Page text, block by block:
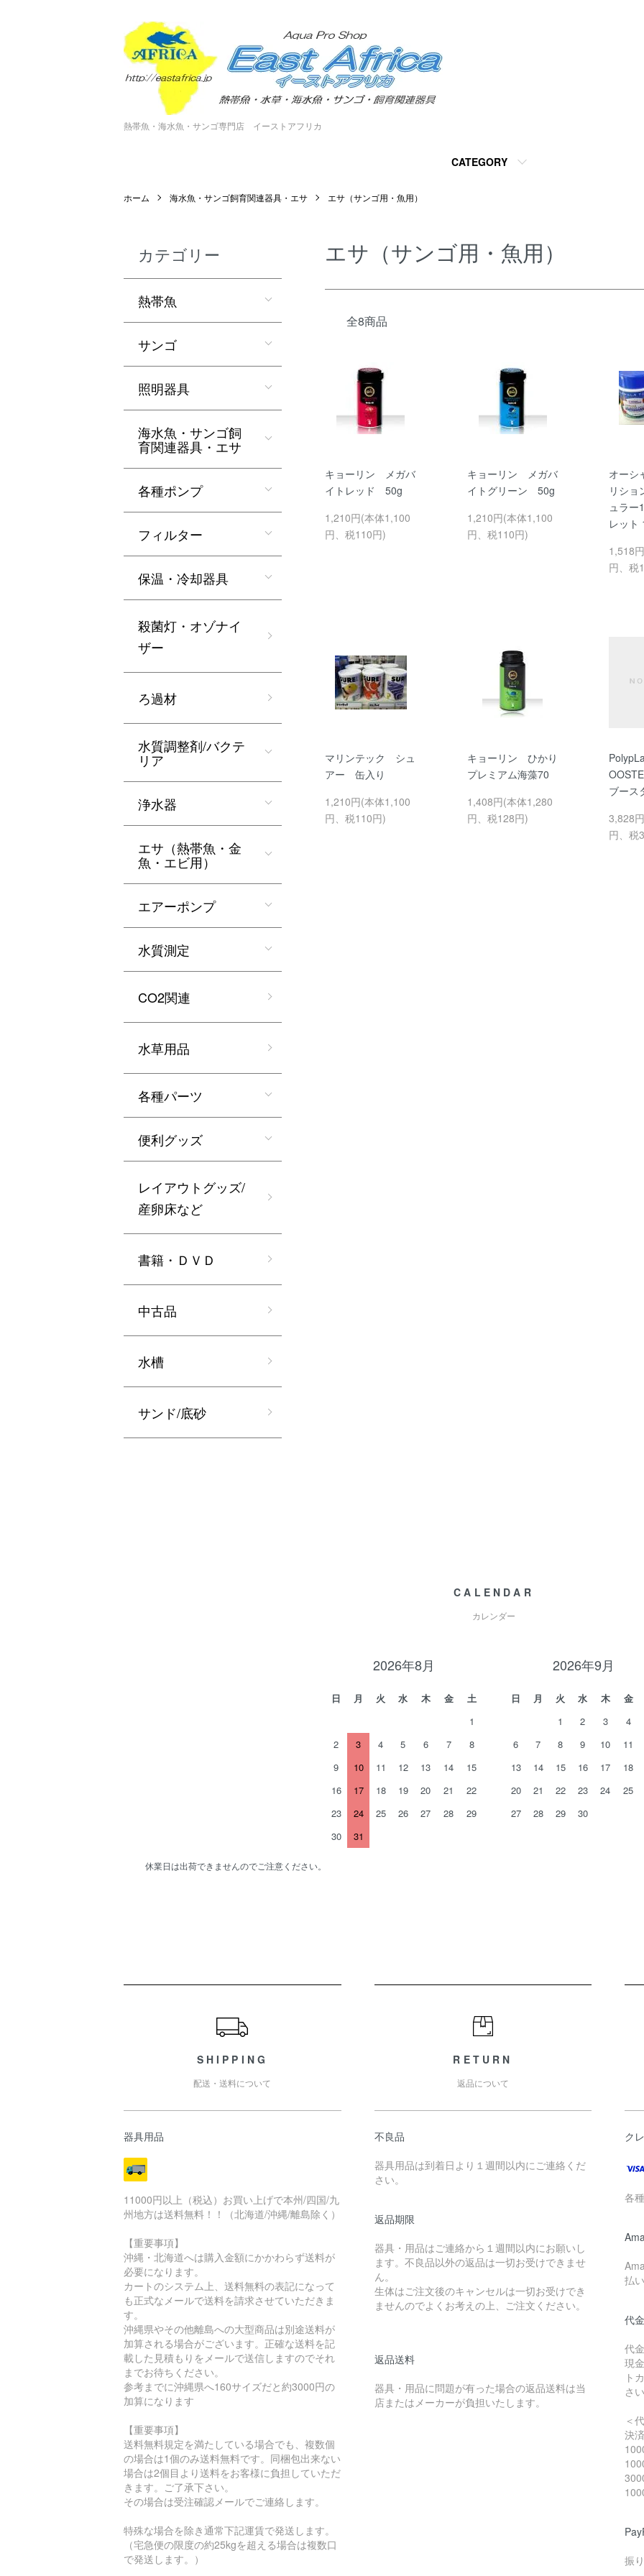
熱帯魚・海水魚・サンゴ専門店 イーストアフリカ
CATEGORY
ホーム 海水魚・サンゴ飼育関連器具・エサ エサ（サンゴ用・魚用）
エサ（サンゴ用・魚用）
全8商品
キョーリン メガバ
イトレッド 50g
1,210円(本体1,100
円、税110円)
キョーリン メガバ
イトグリーン 50g
1,210円(本体1,100
円、税110円)
オーシ
リシ
ュラー
レット
1,518
円、税
マリンテック シュ
アー 缶入り
1,210円(本体1,100
円、税110円)
キョーリン ひかり
プレミアム海藻70
1,408円(本体1,280
円、税128円)
ブース
3,828
円、税
カテゴリー
熱帯魚
サンゴ
照明器具
海水魚・サンゴ飼
育関連器具・エサ
各種ポンプ
フィルター
保温・冷却器具
殺菌灯・オゾナイ
ザー
ろ過材
水質調整剤/バクテ
リア
浄水器
エサ（熱帯魚・金
魚・エビ用）
エアーポンプ
水質測定
CO2関連
水草用品
各種パーツ
便利グッズ
レイアウトグッズ/
産卵床など
書籍・ＤＶＤ
中古品
水槽
サンド/底砂
CALENDAR
カレンダー
2026年8月
日 月 火 水 木 金
土
1
2
3 4 5 6 7
8
9
10 11 12 13 14
15
16
17 18 19 20 21
22
23
24 25 26 27 28
29
30
31
2026年9月
日 月 火 水 木 金
1
2 3 4
6
7 8 9 10 11
13
14 15 16 17 18
20
21 22 23 24 25
27
28 29 30
休業日は出荷できませんのでご注意ください。
SHIPPING
配送・送料について
器具用品
11000円以上（税込）お買い上げで本州/四国/九
州地方は送料無料！！（北海道/沖縄/離島除く）
【重要事項】
沖縄・北海道へは購入金額にかかわらず送料が
必要になります。
カートのシステム上、送料無料の表記になって
も正式なメールで送料を請求させていただきま
す。
沖縄県やその他離島への大型商品は別途送料が
加算される場合がございます。正確な送料を記
載した見積もりをメールで送信しますのでそれ
までお待ちください。
参考までに沖縄県へ160サイズだと約3000円の
加算になります
【重要事項】
送料無料規定を満たしている場合でも、複数個
の場合は1個のみ送料無料です。同梱包出来ない
場合は2個目より送料をお客様に負担していただ
きます。ご了承下さい。
その場合は受注確認メールでご連絡します。
特殊な場合を除き通常下記運賃で発送します。
（宅急便の限度の約25kgを超える場合は複数口
で発送します。）
RETURN
返品について
不良品
器具用品は到着日より１週間以内にご連絡くだ
さい。
返品期限
器具・用品はご連絡から１週間以内にお願いし
ます。不良品以外の返品は一切お受けできませ
ん。
生体はご注文後のキャンセルは一切お受けでき
ませんのでよくお考えの上、ご注文ください。
返品送料
器具・用品に問題が有った場合の返品送料は当
店またはメーカーが負担いたします。
ク
各
払
代
代
現
ト
さい
＜
決
振